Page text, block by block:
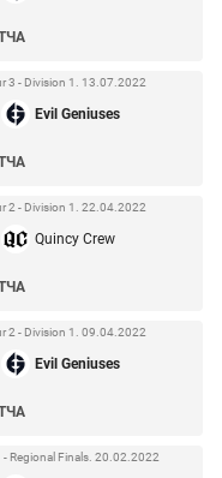
3 - Division 1. 13.07.2022
Evil Geniuses
2 - Division 1. 22.04.2022
Quincy Crew
2 - Division 1. 09.04.2022
Evil Geniuses
Regional Finals. 20.02.2022